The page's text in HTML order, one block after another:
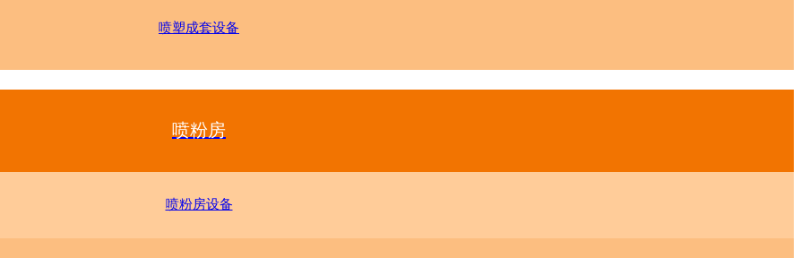
喷塑成套设备
喷粉房
喷粉房设备